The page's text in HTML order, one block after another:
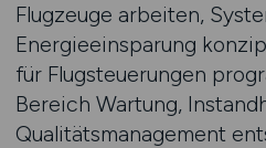
Flugzeuge arbeiten,
Energieeinsparung
für Flugsteuerungen
Bereich Wartung,
Qualitätsmanagement